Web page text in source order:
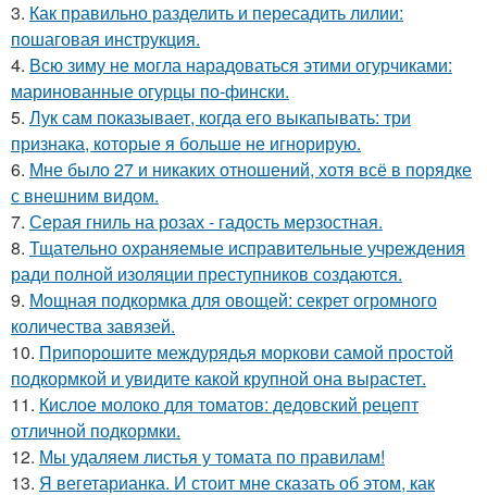
3. Как правильно разделить и пересадить лилии:
пошаговая инструкция.
4. Всю зиму не могла нарадоваться этими огурчиками:
маринованные огурцы по-фински.
5. Лук сам показывает, когда его выкапывать: три
признака, которые я больше не игнорирую.
6. Мне было 27 и никаких отношений, хотя всё в порядке
с внешним видом.
7. Серая гниль на розах - гадость мерзостная.
8. Тщательно охраняемые исправительные учреждения
ради полной изоляции преступников создаются.
9. Мощная подкормка для овощей: секрет огромного
количества завязей.
10. Припорошите междурядья моркови самой простой
подкормкой и увидите какой крупной она вырастет.
11. Кислое молоко для томатов: дедовский рецепт
отличной подкормки.
12. Мы удаляем листья у томата по правилам!
13. Я вегетарианка. И стоит мне сказать об этом, как